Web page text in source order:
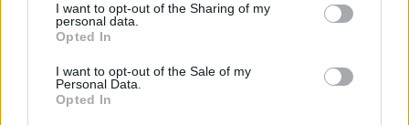
I want to opt-out of the Sharing of my
personal data.
Opted In
I want to opt-out of the Sale of my
Personal Data.
Opted In
ένα πραγματικό classic of all times.